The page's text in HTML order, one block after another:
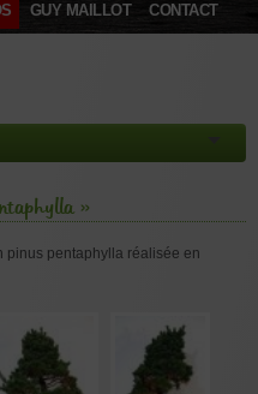
GUY MAILLOT CONTACT
»
pinus pentaphylla réalisée en